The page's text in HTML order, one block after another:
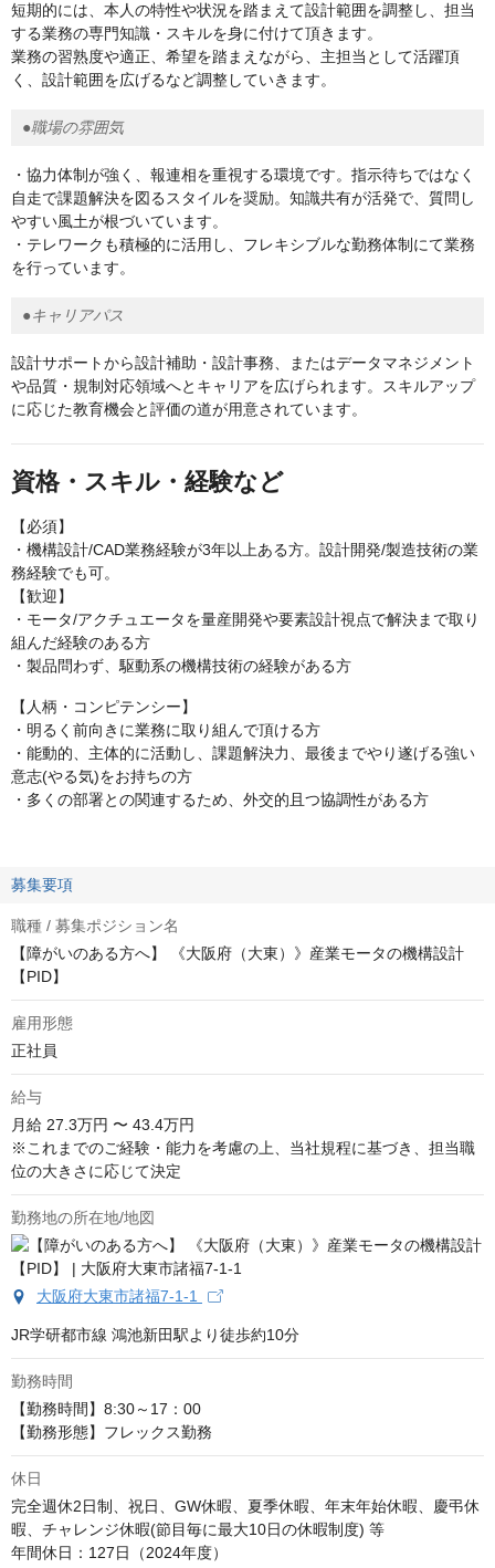
短期的には、本人の特性や状況を踏まえて設計範囲を調整し、担当
する業務の専門知識・スキルを身に付けて頂きます。
業務の習熟度や適正、希望を踏まえながら、主担当として活躍頂
く、設計範囲を広げるなど調整していきます。
●職場の雰囲気
・協力体制が強く、報連相を重視する環境です。指示待ちではなく
自走で課題解決を図るスタイルを奨励。知識共有が活発で、質問し
やすい風土が根づいています。
・テレワークも積極的に活用し、フレキシブルな勤務体制にて業務
を行っています。
●キャリアパス
設計サポートから設計補助・設計事務、またはデータマネジメント
や品質・規制対応領域へとキャリアを広げられます。スキルアップ
に応じた教育機会と評価の道が用意されています。
資格・スキル・経験など
【必須】
・機構設計/CAD業務経験が3年以上ある方。設計開発/製造技術の業
務経験でも可。
【歓迎】
・モータ/アクチュエータを量産開発や要素設計視点で解決まで取り
組んだ経験のある方
・製品問わず、駆動系の機構技術の経験がある方
【人柄・コンピテンシー】
・明るく前向きに業務に取り組んで頂ける方
・能動的、主体的に活動し、課題解決力、最後までやり遂げる強い
意志(やる気)をお持ちの方
・多くの部署との関連するため、外交的且つ協調性がある方
募集要項
職種 / 募集ポジション名
【障がいのある方へ】 《大阪府（大東）》産業モータの機構設計
【PID】
雇用形態
正社員
給与
月給 27.3万円 〜 43.4万円
※これまでのご経験・能力を考慮の上、当社規程に基づき、担当職
位の大きさに応じて決定
勤務地の所在地/地図
大阪府大東市諸福7-1-1
JR学研都市線 鴻池新田駅より徒歩約10分
勤務時間
【勤務時間】8:30～17：00
【勤務形態】フレックス勤務
休日
完全週休2日制、祝日、GW休暇、夏季休暇、年末年始休暇、慶弔休
暇、チャレンジ休暇(節目毎に最大10日の休暇制度) 等
年間休日：127日（2024年度）